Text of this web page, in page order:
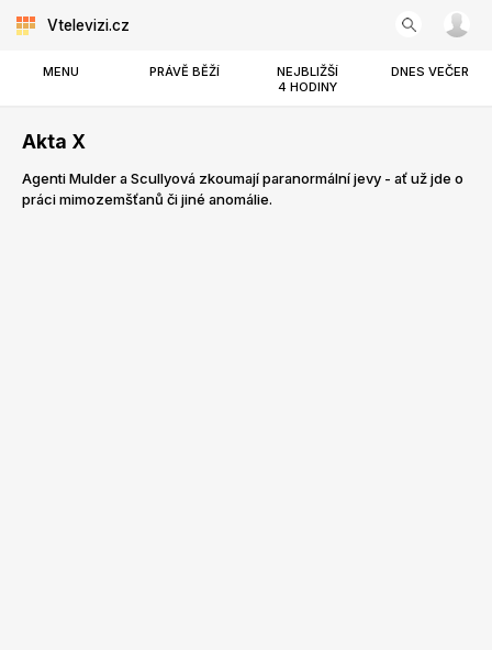
Vtelevizi.cz
MENU PRÁVĚ BĚŽÍ
NEJBLIŽŠÍ
4 HODINY
DNES VEČER
Akta X
Agenti Mulder a Scullyová zkoumají paranormální jevy - ať už jde o
práci mimozemšťanů či jiné anomálie.